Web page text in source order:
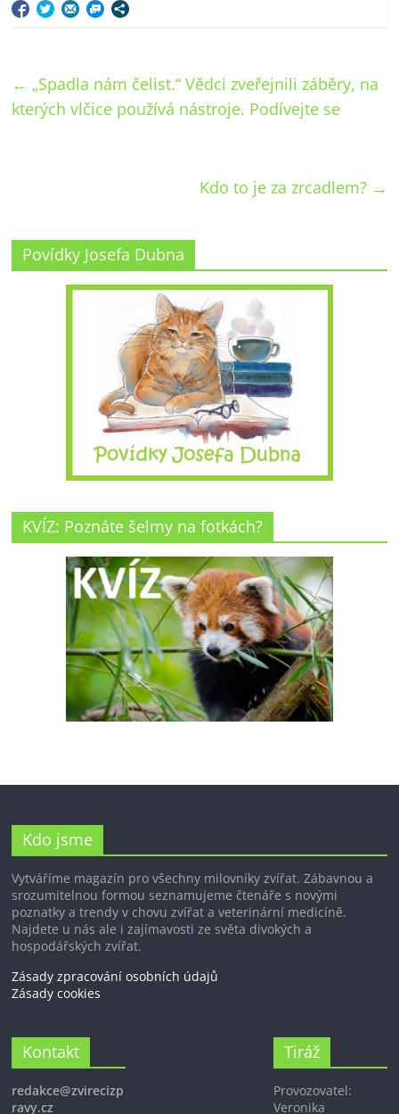
← „Spadla nám čelist.“ Vědci zveřejnili záběry, na
kterých vlčice používá nástroje. Podívejte se
Kdo to je za zrcadlem? →
Povídky Josefa Dubna
KVÍZ: Poznáte šelmy na fotkách?
Kdo jsme
Vytváříme magazín pro všechny milovníky zvířat. Zábavnou a
srozumitelnou formou seznamujeme čtenáře s novými
poznatky a trendy v chovu zvířat a veterinární medicíně.
Najdete u nás ale i zajímavosti ze světa divokých a
hospodářských zvířat.
Zásady zpracování osobních údajů
Zásady cookies
Kontakt
redakce@zvirecizp
ravy.cz
Tiráž
Provozovatel:
Veronika